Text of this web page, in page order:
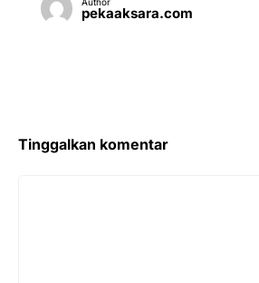
pekaaksara.com
Tinggalkan komentar